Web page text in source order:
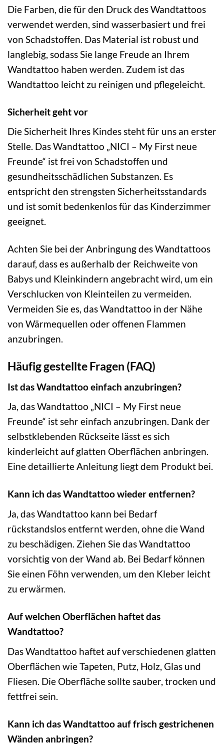
Die Farben, die für den Druck des Wandtattoos
verwendet werden, sind wasserbasiert und frei
von Schadstoffen. Das Material ist robust und
langlebig, sodass Sie lange Freude an Ihrem
Wandtattoo haben werden. Zudem ist das
Wandtattoo leicht zu reinigen und pflegeleicht.
Sicherheit geht vor
Die Sicherheit Ihres Kindes steht für uns an erster
Stelle. Das Wandtattoo „NICI – My First neue
Freunde“ ist frei von Schadstoffen und
gesundheitsschädlichen Substanzen. Es
entspricht den strengsten Sicherheitsstandards
und ist somit bedenkenlos für das Kinderzimmer
geeignet.
Achten Sie bei der Anbringung des Wandtattoos
darauf, dass es außerhalb der Reichweite von
Babys und Kleinkindern angebracht wird, um ein
Verschlucken von Kleinteilen zu vermeiden.
Vermeiden Sie es, das Wandtattoo in der Nähe
von Wärmequellen oder offenen Flammen
anzubringen.
Häufig gestellte Fragen (FAQ)
Ist das Wandtattoo einfach anzubringen?
Ja, das Wandtattoo „NICI – My First neue
Freunde“ ist sehr einfach anzubringen. Dank der
selbstklebenden Rückseite lässt es sich
kinderleicht auf glatten Oberflächen anbringen.
Eine detaillierte Anleitung liegt dem Produkt bei.
Kann ich das Wandtattoo wieder entfernen?
Ja, das Wandtattoo kann bei Bedarf
rückstandslos entfernt werden, ohne die Wand
zu beschädigen. Ziehen Sie das Wandtattoo
vorsichtig von der Wand ab. Bei Bedarf können
Sie einen Föhn verwenden, um den Kleber leicht
zu erwärmen.
Auf welchen Oberflächen haftet das
Wandtattoo?
Das Wandtattoo haftet auf verschiedenen glatten
Oberflächen wie Tapeten, Putz, Holz, Glas und
Fliesen. Die Oberfläche sollte sauber, trocken und
fettfrei sein.
Kann ich das Wandtattoo auf frisch gestrichenen
Wänden anbringen?